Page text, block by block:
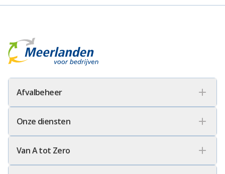
Meerlanden Voor Bedrijven Logo
Afvalbeheer
Onze diensten
Van A tot Zero